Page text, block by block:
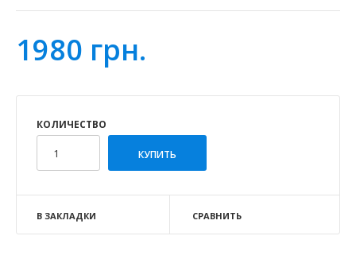
1980 грн.
КОЛИЧЕСТВО
В ЗАКЛАДКИ СРАВНИТЬ